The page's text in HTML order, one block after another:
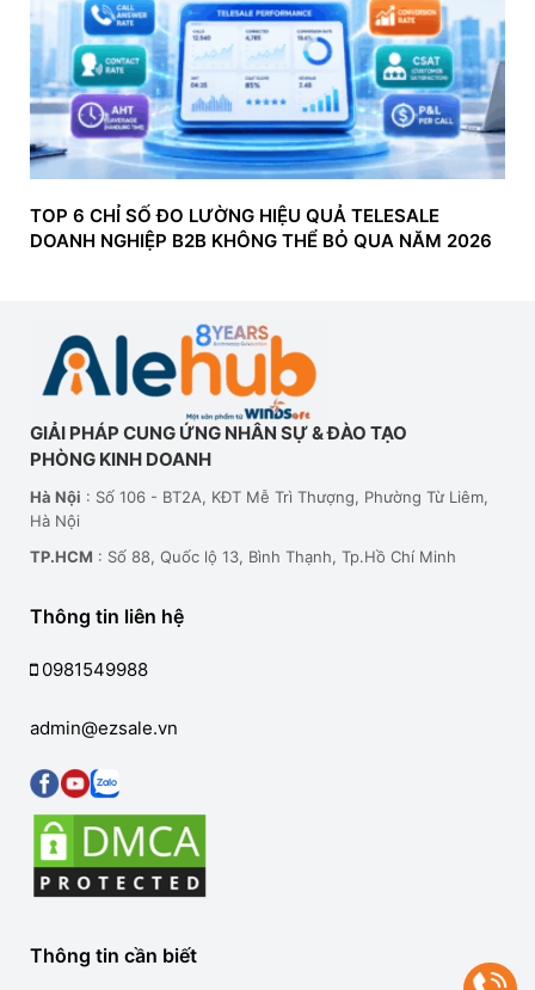
TOP 6 CHỈ SỐ ĐO LƯỜNG HIỆU QUẢ TELESALE
DOANH NGHIỆP B2B KHÔNG THỂ BỎ QUA NĂM 2026
GIẢI PHÁP CUNG ỨNG NHÂN SỰ & ĐÀO TẠO
PHÒNG KINH DOANH
Hà Nội : Số 106 - BT2A, KĐT Mễ Trì Thượng, Phường Từ Liêm,
Hà Nội
TP.HCM : Số 88, Quốc lộ 13, Bình Thạnh, Tp.Hồ Chí Minh
Thông tin liên hệ
0981549988
admin@ezsale.vn
Thông tin cần biết